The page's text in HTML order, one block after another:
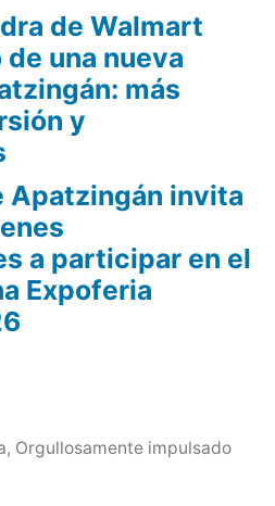
de Walmart
una nueva
más
y
Apatzingán invita
a participar en el
Expoferia
, Orgullosamente impulsado